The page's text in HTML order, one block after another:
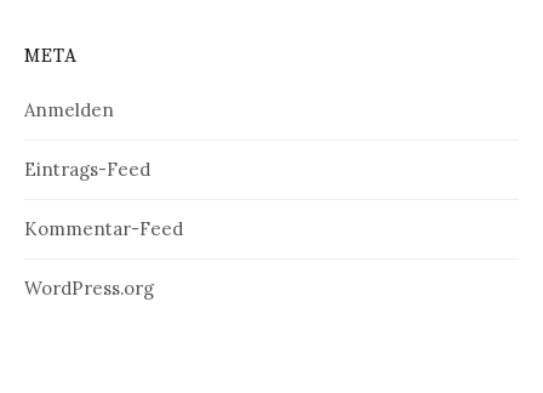
META
Anmelden
Eintrags-Feed
Kommentar-Feed
WordPress.org